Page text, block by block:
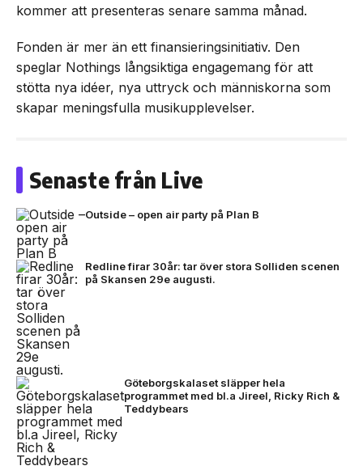
kommer att presenteras senare samma månad.
Fonden är mer än ett finansieringsinitiativ. Den
speglar Nothings långsiktiga engagemang för att
stötta nya idéer, nya uttryck och människorna som
skapar meningsfulla musikupplevelser.
Senaste från Live
Outside – open air party på Plan B
Redline firar 30år: tar över stora Solliden scenen
på Skansen 29e augusti.
Göteborgskalaset släpper hela
programmet med bl.a Jireel, Ricky Rich &
Teddybears